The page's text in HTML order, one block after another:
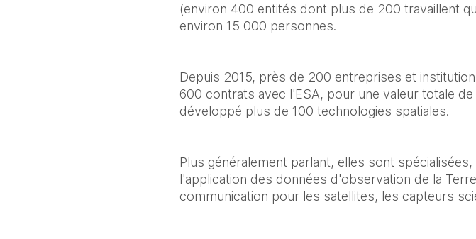
(environ 400 entités dont plus de 200 travaillent
environ 15 000 personnes.
Depuis 2015, près de 200 entreprises et
600 contrats avec l'ESA, pour une valeur totale
développé plus de 100 technologies spatiales.
Plus généralement parlant, elles sont
l'application des données d'observation de la
communication pour les satellites, les capteurs